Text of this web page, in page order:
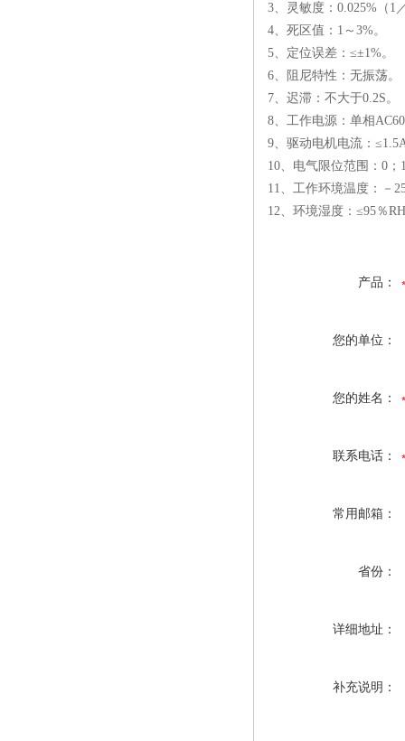
3、灵敏度：0.025%（1
4、死区值：1～3%。
5、定位误差：≤±1%。
6、阻尼特性：无振荡。
7、迟滞：不大于0.2S。
8、工作电源：单相
9、驱动电机电流：
10、电气限位范围：0；
11、工作环境温度：－
12、环境湿度：≤95％
产品：
您的单位：
您的姓名：
联系电话：
常用邮箱：
省份：
详细地址：
补充说明：